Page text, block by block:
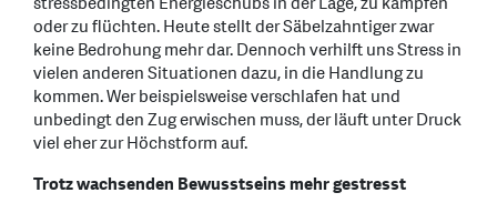
oder zu flüchten. Heute stellt der Säbelzahntiger zwar
keine Bedrohung mehr dar. Dennoch verhilft uns Stress in
vielen anderen Situationen dazu, in die Handlung zu
kommen. Wer beispielsweise verschlafen hat und
unbedingt den Zug erwischen muss, der läuft unter Druck
viel eher zur Höchstform auf.
Trotz wachsenden Bewusstseins mehr gestresst